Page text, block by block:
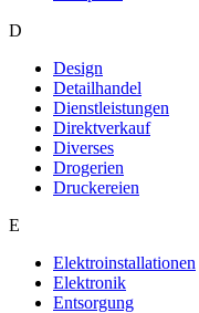
D
Design
Detailhandel
Dienstleistungen
Direktverkauf
Diverses
Drogerien
Druckereien
E
Elektroinstallationen
Elektronik
Entsorgung